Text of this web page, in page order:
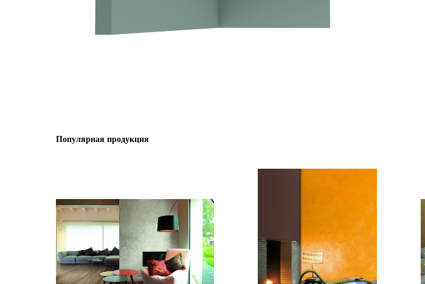
Популярная продукция